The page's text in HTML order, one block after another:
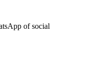
of social